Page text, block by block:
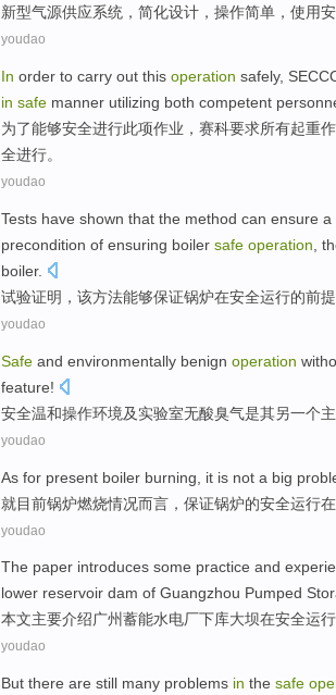
新型气源供应系统 ， 简化设计 ， 操作简单 ， 使用
youdao
In order to carry out this operation safely,
in safe manner utilizing both competent
为了能够安全进行此项作业 ， 赛科要求所有起重
全进行。
youdao
Tests have shown that the method can ensure a
precondition of ensuring boiler safe operation ,
boiler.
试验证明 ， 该方法能够保证锅炉在安全运行的前提
youdao
Safe and environmentally benign operation
feature!
安全温和操作环境及实验室无酸臭气是其另一个
youdao
As for present boiler burning , it is not a big
就目前锅炉燃烧情况而言， 保证锅炉的安全运行在
youdao
The paper introduces some practice and
lower reservoir dam of Guangzhou Pumped
本文主要介绍广州蓄能水电厂下库大坝在安全运行
youdao
But there are still many problems in the safe